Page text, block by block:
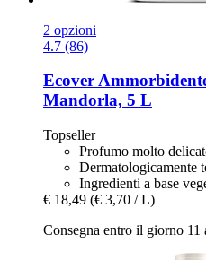
2 opzioni
4.7 (86)
Ecover
Mandorla, 5 L
Topseller
Profumo molto
Dermatologicamente
Ingredienti a base
€ 18,49 (€ 3,70 / L)
Consegna entro il giorno 11